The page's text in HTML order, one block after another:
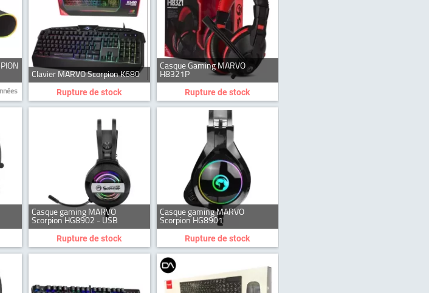
Clavier MARVO Scorpion K680
Rupture de stock
Casque Gaming MARVO
H8321P
Rupture de stock
Casque gaming MARVO
Scorpion HG8902 - USB
Rupture de stock
Casque gaming MARVO
Scorpion HG8901
Rupture de stock